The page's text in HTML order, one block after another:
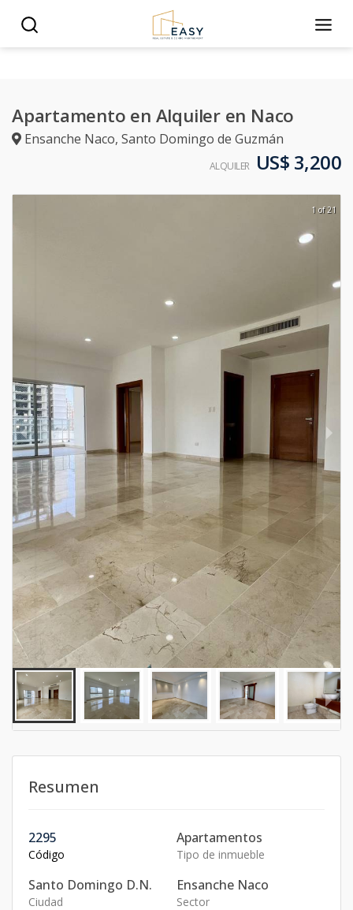
Apartamento en Alquiler en Naco
Ensanche Naco, Santo Domingo de Guzmán
ALQUILER US$ 3,200
1 of 21
Resumen
2295
Código
Apartamentos
Tipo de inmueble
Santo Domingo D.N.
Ciudad
Ensanche Naco
Sector